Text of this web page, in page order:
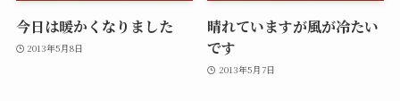
今日は暖かくなりました
2013年5月8日
晴れていますが風が冷たい
です
2013年5月7日